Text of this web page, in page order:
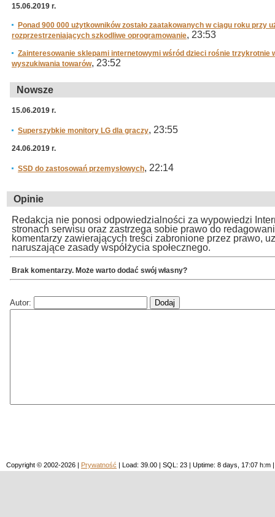
15.06.2019 r.
Ponad 900 000 użytkowników zostało zaatakowanych w ciągu roku przy
rozprzestrzeniających szkodliwe oprogramowanie, 23:53
Zainteresowanie sklepami internetowymi wśród dzieci rośnie trzykrotnie
wyszukiwania towarów, 23:52
Nowsze
15.06.2019 r.
Superszybkie monitory LG dla graczy, 23:55
24.06.2019 r.
SSD do zastosowań przemysłowych, 22:14
Opinie
Redakcja nie ponosi odpowiedzialności za wypowiedzi
stronach serwisu oraz zastrzega sobie prawo do
komentarzy zawierających treści zabronione przez prawo,
naruszające zasady współżycia społecznego.
Brak komentarzy. Może warto dodać swój własny?
Autor:
Copyright © 2002-2026 | Prywatność | Load: 39.00 | SQL: 23 | Uptime: 8 days, 17:07